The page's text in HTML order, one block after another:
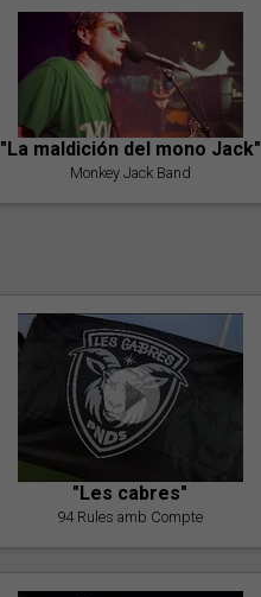
"La maldición del mono Jack"
Monkey Jack Band
"Les cabres"
94 Rules amb Compte